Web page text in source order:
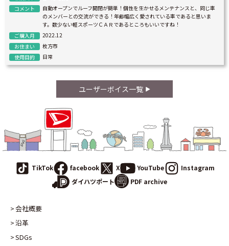
コメント
自動オープンでルーフ開閉が簡単！個性を生かせるメンテナンスと、同じ車
のメンバーとの交流ができる！年齢幅広く愛されている車であると思いま
す。数少ない軽スポーツＣＡＲであるところもいいですね！
ご購入月
2022.12
お住まい
枚方市
使用目的
日常
ユーザーボイス一覧
TikTok facebook X YouTube
Instagram
ダイハツポート
PDF archive
会社概要
沿革
SDGs